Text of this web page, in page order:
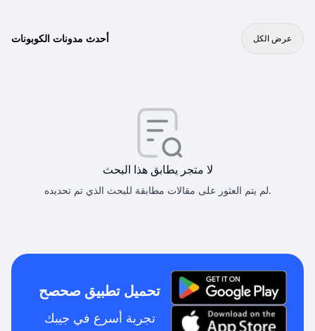
أحدث مدونات الكوبونات عرض الكل
لا متجر يطابق هذا البحث
لم يتم العثور على مقالات مطابقة للبحث الذي تم تحديده.
تحميل تطبيق صحصح
تجربة أسرع في جيبك